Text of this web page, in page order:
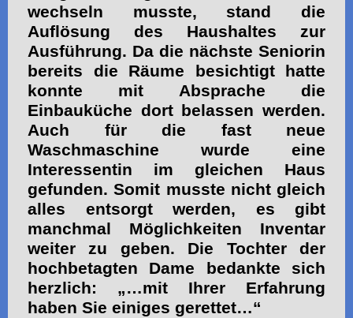
wechseln musste, stand die
Auflösung des Haushaltes zur
Ausführung. Da die nächste Seniorin
bereits die Räume besichtigt hatte
konnte mit Absprache die
Einbauküche dort belassen werden.
Auch für die fast neue
Waschmaschine wurde eine
Interessentin im gleichen Haus
gefunden. Somit musste nicht gleich
alles entsorgt werden, es gibt
manchmal Möglichkeiten Inventar
weiter zu geben. Die Tochter der
hochbetagten Dame bedankte sich
herzlich: „…mit Ihrer Erfahrung
haben Sie einiges gerettet…“